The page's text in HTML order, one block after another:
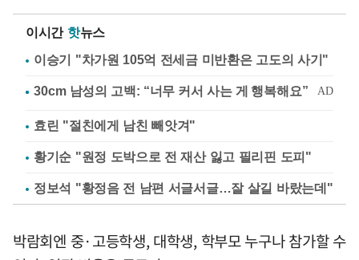
이시간 핫뉴스
이승기 "차가원 105억 전세금 미반환은 고도의 사기"
효린 "절친에게 남친 빼앗겨"
황기순 "원정 도박으로 전 재산 잃고 필리핀 도피"
정보석 "황정음 전 남편 서글서글…잘 살길 바랐는데"
박람회엔 중·고등학생, 대학생, 학부모 누구나 참가할 수